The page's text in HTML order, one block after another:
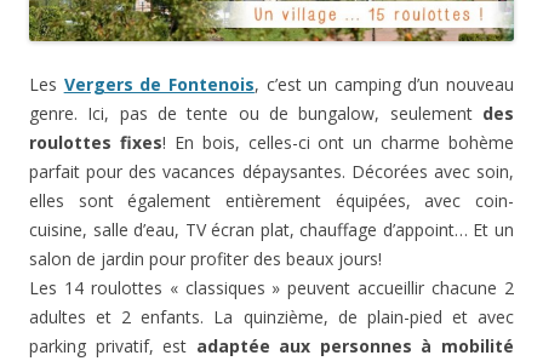
Les Vergers de Fontenois, c’est un camping d’un nouveau
genre. Ici, pas de tente ou de bungalow, seulement des
roulottes fixes! En bois, celles-ci ont un charme bohème
parfait pour des vacances dépaysantes. Décorées avec soin,
elles sont également entièrement équipées, avec coin-
cuisine, salle d’eau, TV écran plat, chauffage d’appoint… Et un
salon de jardin pour profiter des beaux jours!
Les 14 roulottes « classiques » peuvent accueillir chacune 2
adultes et 2 enfants. La quinzième, de plain-pied et avec
parking privatif, est adaptée aux personnes à mobilité